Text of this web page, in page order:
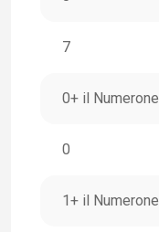
7
0+ il Numerone
0
1+ il Numerone